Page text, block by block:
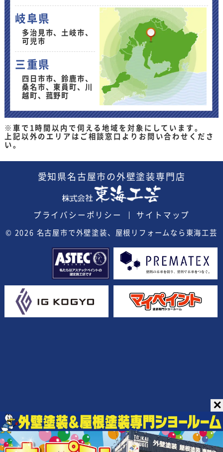
岐阜県
多治見市、土岐市、
可児市
三重県
四日市市、鈴鹿市、
桑名市、東員町、川
越町、菰野町
※車で1時間以内で伺える地域を対象にしています。
上記以外のエリアはご相談窓口よりお問い合わせくださ
い。
愛知県名古屋市の外壁塗装 専門店
プライバシーポリシー サイトマップ
© 2026 名古屋市で外壁塗装、屋根リフォームなら東海工芸
✕